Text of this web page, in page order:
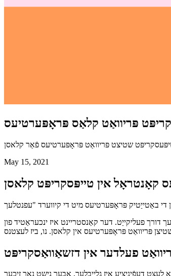
פּריוואַט קלאַס פּראָפּערטיעס
טיפּעסקריפּט שטיצט פּריוואַט פּראָפּערטיעס פֿאַר קלאסן
May 15, 2021
קאָנטראָל אין טייפּסקריפּט קלאסן
פעליקייַט. דער קאַנסטריינט איז ינכעראַטיד פון